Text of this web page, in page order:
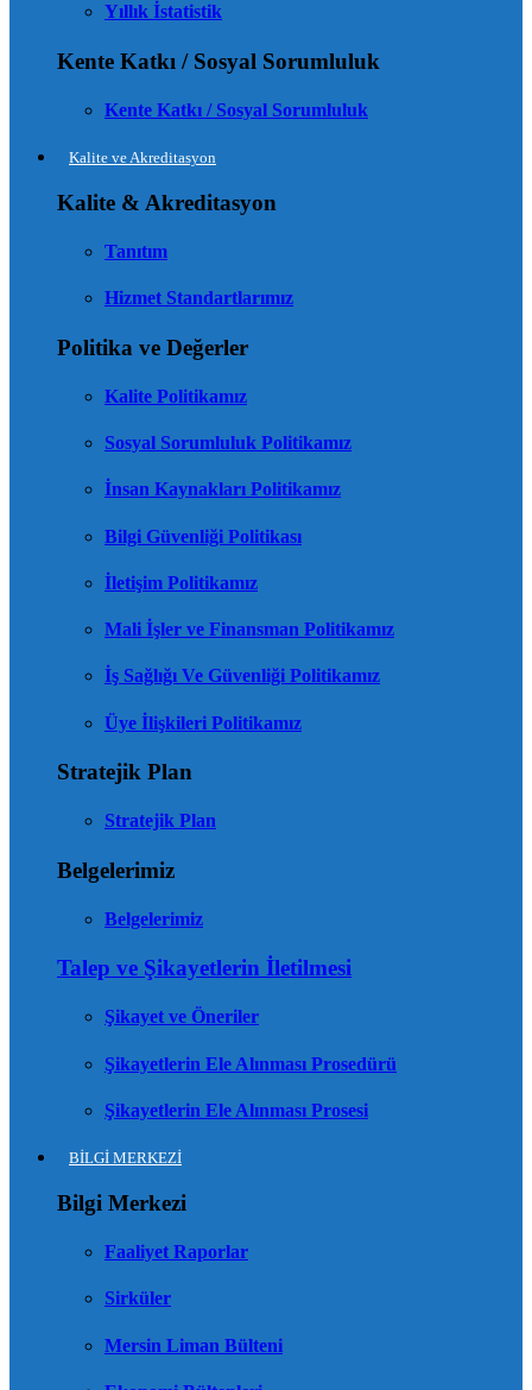
Yıllık İstatistik
Kente Katkı / Sosyal Sorumluluk
Kente Katkı / Sosyal Sorumluluk
Kalite ve Akreditasyon
Kalite & Akreditasyon
Tanıtım
Hizmet Standartlarımız
Politika ve Değerler
Kalite Politikamız
Sosyal Sorumluluk Politikamız
İnsan Kaynakları Politikamız
Bilgi Güvenliği Politikası
İletişim Politikamız
Mali İşler ve Finansman Politikamız
İş Sağlığı Ve Güvenliği Politikamız
Üye İlişkileri Politikamız
Stratejik Plan
Stratejik Plan
Belgelerimiz
Belgelerimiz
Talep ve Şikayetlerin İletilmesi
Şikayet ve Öneriler
Şikayetlerin Ele Alınması Prosedürü
Şikayetlerin Ele Alınması Prosesi
BİLGİ MERKEZİ
Bilgi Merkezi
Faaliyet Raporlar
Sirküler
Mersin Liman Bülteni